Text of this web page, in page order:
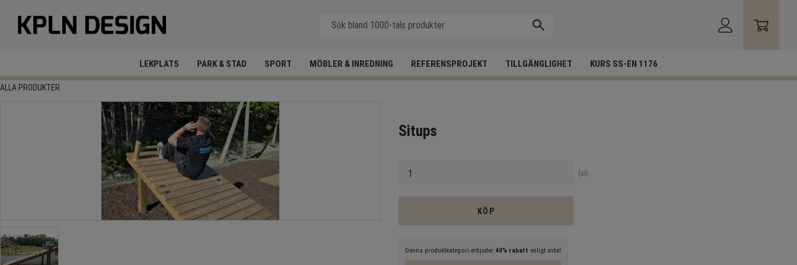
LEKPLATS PARK & STAD SPORT MÖBLER & INREDNING REFERENSPROJEKT TILLGÄNGLIGHET KURS SS-EN 1176
ALLA PRODUKTER
Situps
st
KÖP
Denna produktkategori erbjuder 40% rabatt enligt avtal